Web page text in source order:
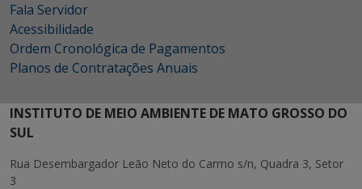
Fala Servidor
Acessibilidade
Ordem Cronológica de Pagamentos
Planos de Contratações Anuais
INSTITUTO DE MEIO AMBIENTE DE MATO GROSSO DO
SUL
Rua Desembargador Leão Neto do Carmo s/n, Quadra 3, Setor
3